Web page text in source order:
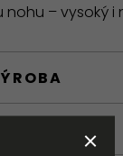
– vysoký i